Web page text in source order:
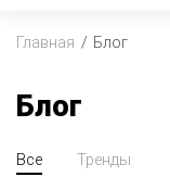
Главная Блог
Блог
Все Тренды